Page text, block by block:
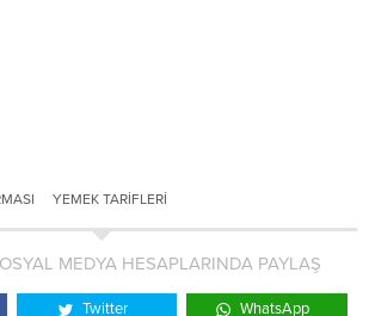
YEMEK TARIFLERI
MEDYA HESAPLARINDA PAYLAŞ
Twitter WhatsApp